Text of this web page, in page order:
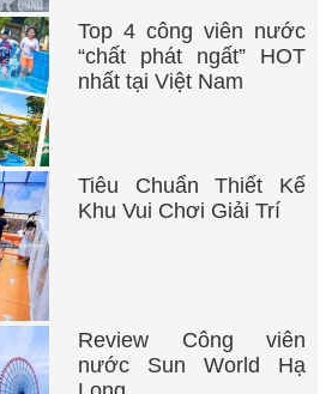
Top 4 công viên nước
“chất phát ngất” HOT
nhất tại Việt Nam
Tiêu Chuẩn Thiết Kế
Khu Vui Chơi Giải Trí
Review Công viên
nước Sun World Hạ